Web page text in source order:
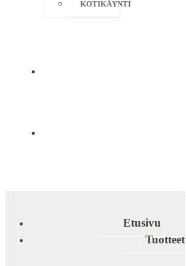
KOTIKÄYNTI
Etusivu
Tuotteet